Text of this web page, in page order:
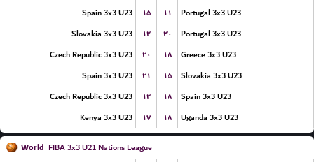
Spain 3x3 U23
۱۵ ۱۱
Portugal 3x3 U23
Slovakia 3x3 U23
۱۲ ۲۰
Portugal 3x3 U23
Czech Republic 3x3 U23
۲۰ ۱۸
Greece 3x3 U23
Spain 3x3 U23
۲۱ ۱۵
Slovakia 3x3 U23
Czech Republic 3x3 U23
۱۲ ۱۸
Spain 3x3 U23
Kenya 3x3 U23
۱۷ ۱۸ Uganda 3x3 U23
World FIBA 3x3 U21 Nations League